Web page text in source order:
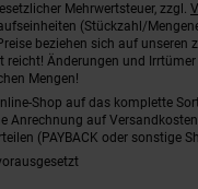
Mehrwertsteuer, zzgl.
(Stückzahl/
beziehen sich auf unseren
reicht! Änderungen und
Mengen!
Shop auf das komplette
Anrechnung auf
(PAYBACK oder sonstige